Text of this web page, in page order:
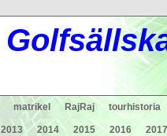
Golfsälls
matrikel RajRaj tourhistoria
2013 2014 2015 2016 2017